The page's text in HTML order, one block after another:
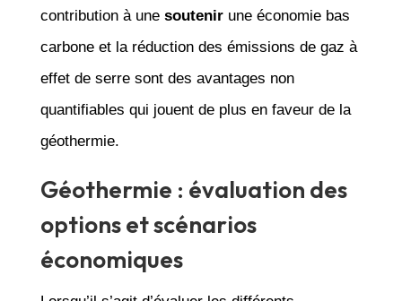
contribution à une soutenirune économie bas
carbone et la réduction des émissions de gaz à
effet de serre sont des avantages non
quantifiables qui jouent de plus en faveur de la
géothermie.
Géothermie : évaluation des
options et scénarios
économiques